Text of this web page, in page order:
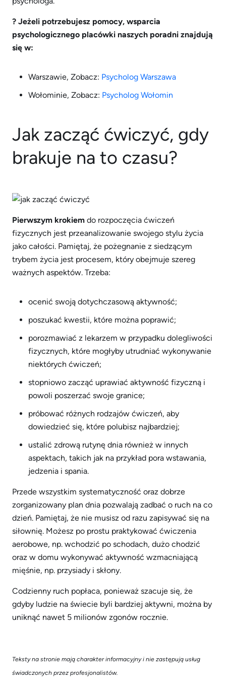
? Jeżeli potrzebujesz pomocy, wsparcia
psychologicznego placówki naszych poradni znajdują
się w:
Warszawie, Zobacz: Psycholog Warszawa
Wołominie, Zobacz: Psycholog Wołomin
Jak zacząć ćwiczyć, gdy
brakuje na to czasu?
Pierwszym krokiem do rozpoczęcia ćwiczeń
fizycznych jest przeanalizowanie swojego stylu życia
jako całości. Pamiętaj, że pożegnanie z siedzącym
trybem życia jest procesem, który obejmuje szereg
ważnych aspektów. Trzeba:
ocenić swoją dotychczasową aktywność;
poszukać kwestii, które można poprawić;
porozmawiać z lekarzem w przypadku dolegliwości
fizycznych, które mogłyby utrudniać wykonywanie
niektórych ćwiczeń;
stopniowo zacząć uprawiać aktywność fizyczną i
powoli poszerzać swoje granice;
próbować różnych rodzajów ćwiczeń, aby
dowiedzieć się, które polubisz najbardziej;
ustalić zdrową rutynę dnia również w innych
aspektach, takich jak na przykład pora wstawania,
jedzenia i spania.
Przede wszystkim systematyczność oraz dobrze
zorganizowany plan dnia pozwalają zadbać o ruch na co
dzień. Pamiętaj, że nie musisz od razu zapisywać się na
siłownię. Możesz po prostu praktykować ćwiczenia
aerobowe, np. wchodzić po schodach, dużo chodzić
oraz w domu wykonywać aktywność wzmacniającą
mięśnie, np. przysiady i skłony.
Codzienny ruch popłaca, ponieważ szacuje się, że
gdyby ludzie na świecie byli bardziej aktywni, można by
uniknąć nawet 5 milionów zgonów rocznie.
Teksty na stronie mają charakter informacyjny i nie zastępują usług
świadczonych przez profesjonalistów.